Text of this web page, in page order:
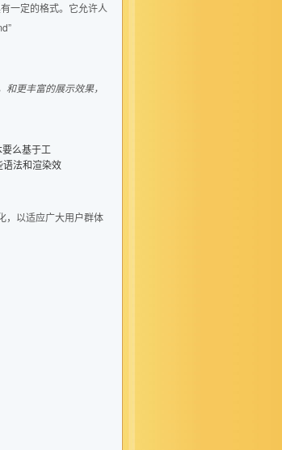
一定的格式。它允许人
更丰富的展示效果，
么基于工
法和渲染效
，以适应广大用户群体